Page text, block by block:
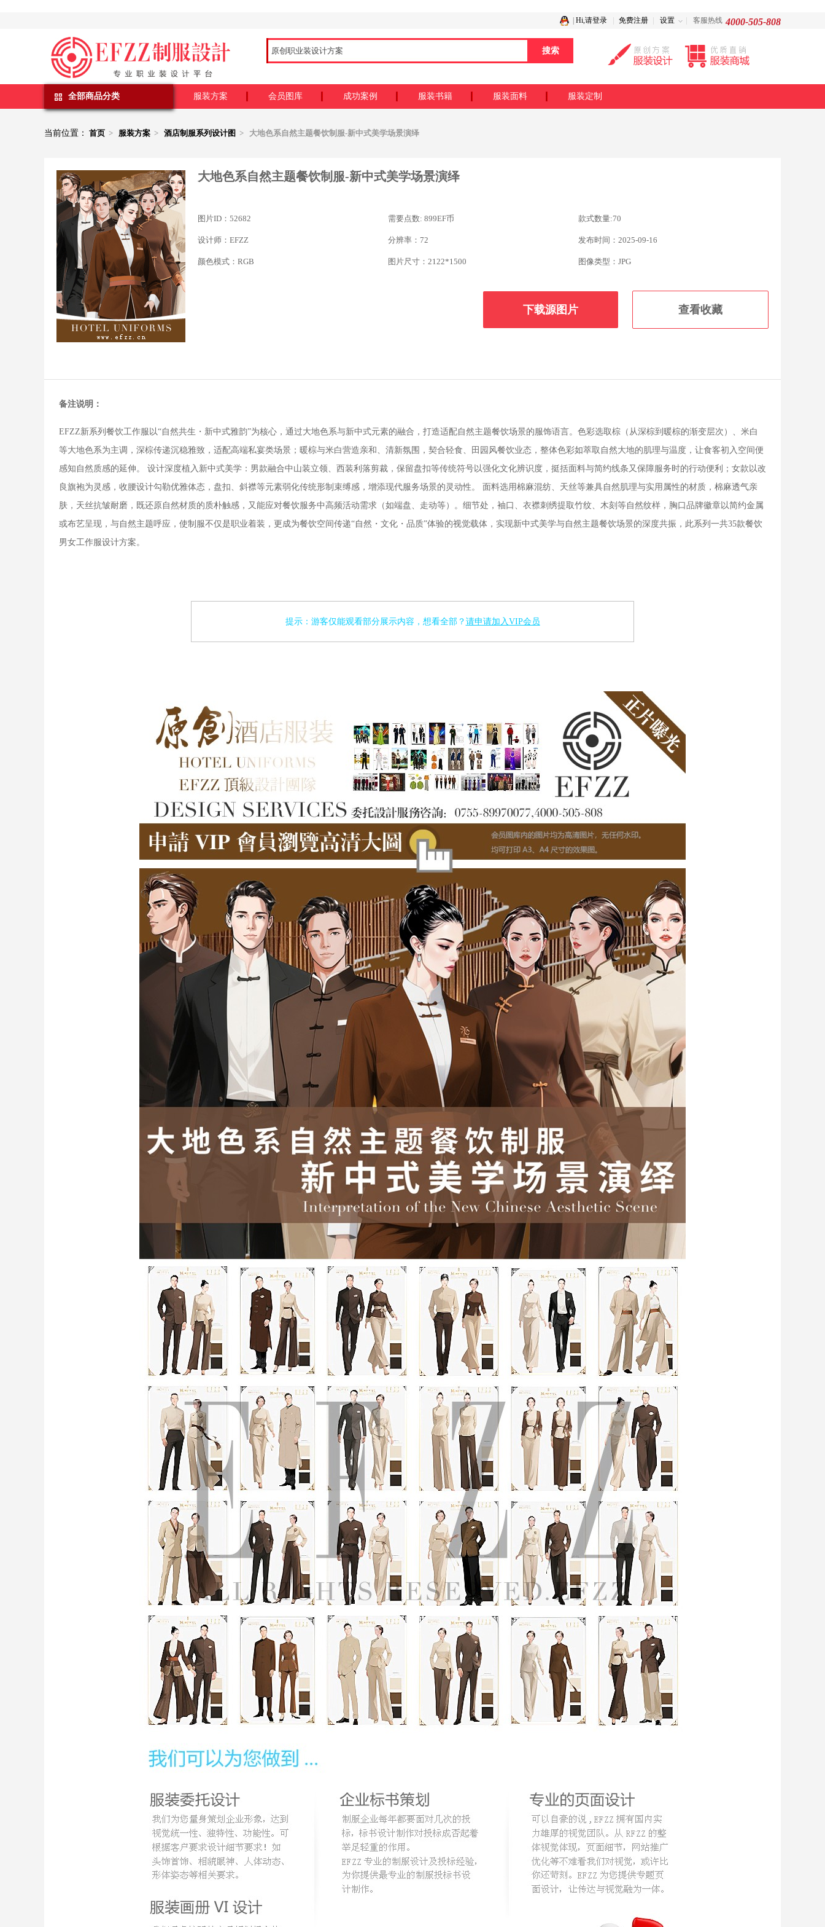
Hi,请登录 免费注册 设置 客服热线 4000-505-808
全部商品分类 服装方案 会员图库 成功案例 服装书籍 服装面料 服装定制
当前位置： 首页 > 服装方案 > 酒店制服系列设计图 > 大地色系自然主题餐饮制服-新中式美学场景演绎
大地色系自然主题餐饮制服-新中式美学场景演绎
图片ID：52682 需要点数: 899EF币 款式数量:70
设计师：EFZZ 分辨率：72 发布时间：2025-09-16
颜色模式：RGB 图片尺寸：2122*1500 图像类型：JPG
下载源图片 查看收藏
备注说明：
EFZZ新系列餐饮工作服以“自然共生・新中式雅韵”为核心，通过大地色系与新中式元素的融合，打造适配自然主题餐饮场景的服饰语言。色彩选取棕（从深棕到暖棕的渐变层次）、米白
等大地色系为主调，深棕传递沉稳雅致，适配高端私宴类场景；暖棕与米白营造亲和、清新氛围，契合轻食、田园风餐饮业态，整体色彩如萃取自然大地的肌理与温度，让食客初入空间便
感知自然质感的延伸。 设计深度植入新中式美学：男款融合中山装立领、西装利落剪裁，保留盘扣等传统符号以强化文化辨识度，挺括面料与简约线条又保障服务时的行动便利；女款以改
良旗袍为灵感，收腰设计勾勒优雅体态，盘扣、斜襟等元素弱化传统形制束缚感，增添现代服务场景的灵动性。 面料选用棉麻混纺、天丝等兼具自然肌理与实用属性的材质，棉麻透气亲
肤，天丝抗皱耐磨，既还原自然材质的质朴触感，又能应对餐饮服务中高频活动需求（如端盘、走动等）。细节处，袖口、衣襟刺绣提取竹纹、木刻等自然纹样，胸口品牌徽章以简约金属
或布艺呈现，与自然主题呼应，使制服不仅是职业着装，更成为餐饮空间传递“自然・文化・品质”体验的视觉载体，实现新中式美学与自然主题餐饮场景的深度共振，此系列一共35款餐饮
男女工作服设计方案。
提示：游客仅能观看部分展示内容，想看全部？ 请申请加入VIP会员